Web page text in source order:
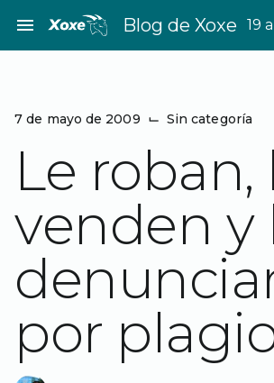
contenido
menu Blog de Xoxe 19
7 de mayo de 2009 ⌙ Sin categoría
Le roban,
venden y
por